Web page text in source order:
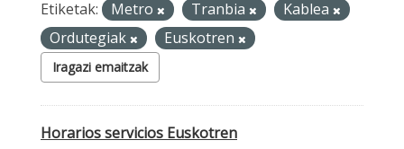
Etiketak: Metro Tranbia
Kablea
Ordutegiak
Euskotren
Iragazi emaitzak
Horarios servicios Euskotren